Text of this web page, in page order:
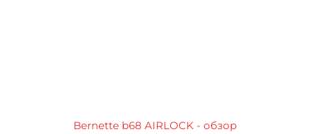
Bernette b68 AIRLOCK - обзор